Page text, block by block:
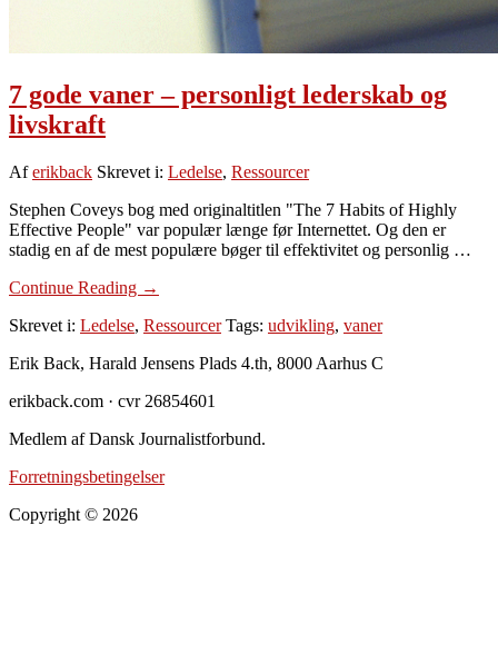
7 gode vaner – personligt lederskab og
livskraft
Aferikback Skrevet i: Ledelse, Ressourcer
Stephen Coveys bog med originaltitlen "The 7 Habits of Highly
Effective People" var populær længe før Internettet. Og den er
stadig en af de mest populære bøger til effektivitet og personlig …
Continue Reading om
gode
–
lederskab
livskraft
→
Skrevet i: Ledelse, Ressourcer Tags: udvikling, vaner
Footer
Erik Back, Harald Jensens Plads 4.th, 8000 Aarhus C
erikback.com · cvr 26854601
Medlem af Dansk Journalistforbund.
Forretningsbetingelser
Copyright © 2026